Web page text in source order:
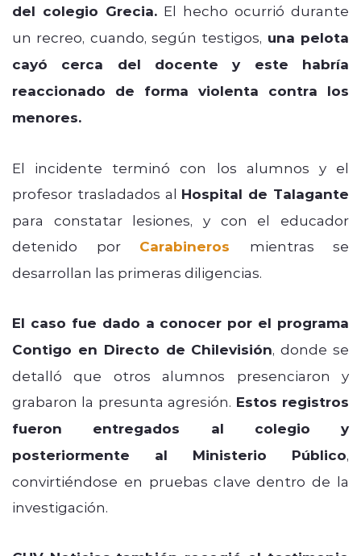
del colegio Grecia. El hecho ocurrió durante
un recreo, cuando, según testigos, una pelota
cayó cerca del docente y este habría
reaccionado de forma violenta contra los
menores.
El incidente terminó con los alumnos y el
profesor trasladados al Hospital de Talagante
para constatar lesiones, y con el educador
detenido por Carabineros
mientras se
desarrollan las primeras diligencias.
El caso fue dado a conocer por el programa
Contigo en Directo de Chilevisión, donde se
detalló que otros alumnos presenciaron y
grabaron la presunta agresión. Estos registros
fueron entregados al colegio y
posteriormente al Ministerio Público,
convirtiéndose en pruebas clave dentro de la
investigación.